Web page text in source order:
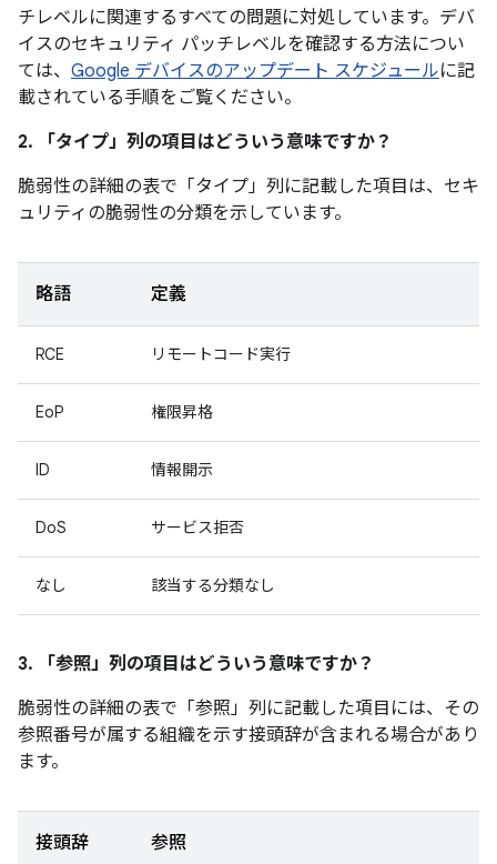
チレベルに関連するすべての問題に対処しています。デバ
イスのセキュリティ パッチレベルを確認する方法につい
ては、 Google デバイスのアップデート スケジュールに記
載されている手順をご覧ください。
2. 「タイプ」 列の項目はどういう意味ですか？
脆弱性の詳細の表で「タイプ」 列に記載した項目は、セキ
ュリティの脆弱性の分類を示しています。
略語 定義
RCE リモートコード実行
EoP 権限昇格
ID 情報開示
DoS サービス拒否
なし 該当する分類なし
3. 「参照」 列の項目はどういう意味ですか？
脆弱性の詳細の表で「参照」 列に記載した項目には、その
参照番号が属する組織を示す接頭辞が含まれる場合があり
ます。
接頭辞 参照